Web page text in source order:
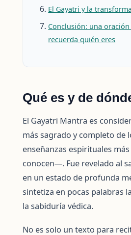
El Gayatri y la
Conclusión: una
recuerda quién eres
Qué es y de
El Gayatri Mantra es
más sagrado y completo de
enseñanzas espirituales
conocen—. Fue revelado al
en un estado de profunda
sintetiza en pocas palabras
la sabiduría védica.
No es solo un texto para